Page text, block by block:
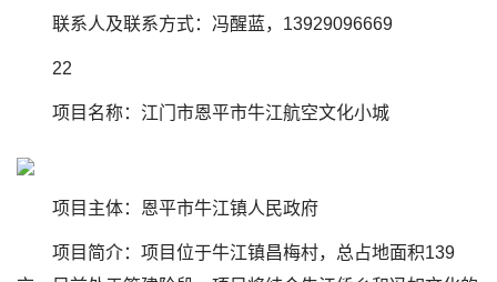
联系人及联系方式：冯醒蓝，13929096669
22
项目名称：江门市恩平市牛江航空文化小城
项目主体：恩平市牛江镇人民政府
项目简介：项目位于牛江镇昌梅村，总占地面积139